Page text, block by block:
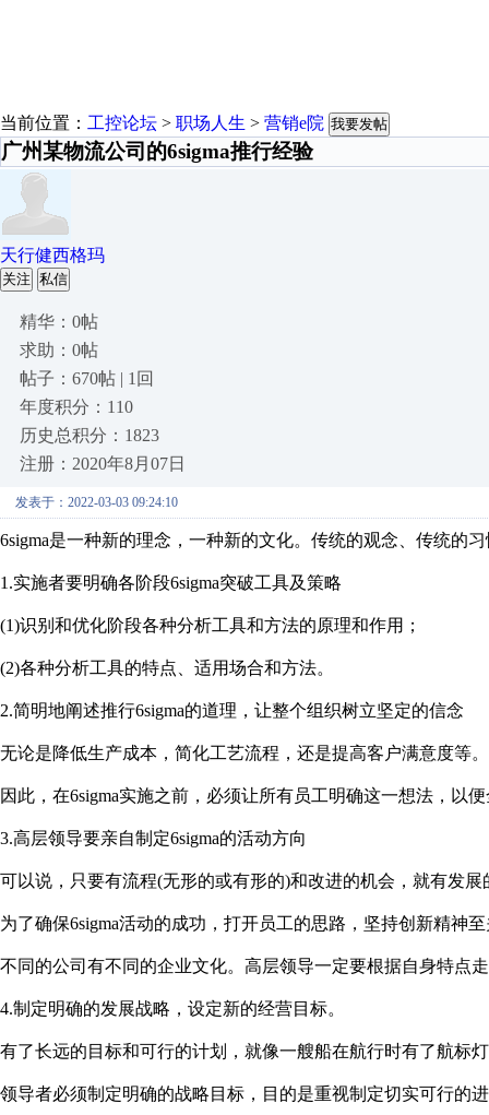
当前位置： 工控论坛 > 职场人生 > 营销e院 我要发帖
广州某物流公司的6sigma推行经验
天行健西格玛
关注 私信
精华：0帖
求助：0帖
帖子：670帖 | 1回
年度积分：110
历史总积分：1823
注册：2020年8月07日
发表于：2022-03-03 09:24:10
6sigma是一种新的理念，一种新的文化。传统的观念、传统的
1.实施者要明确各阶段6sigma突破工具及策略
(1)识别和优化阶段各种分析工具和方法的原理和作用；
(2)各种分析工具的特点、适用场合和方法。
2.简明地阐述推行6sigma的道理，让整个组织树立坚定的信念
无论是降低生产成本，简化工艺流程，还是提高客户满意度等
因此，在6sigma实施之前，必须让所有员工明确这一想法，以
3.高层领导要亲自制定6sigma的活动方向
可以说，只要有流程(无形的或有形的)和改进的机会，就有发
为了确保6sigma活动的成功，打开员工的思路，坚持创新精神
不同的公司有不同的企业文化。高层领导一定要根据自身特点
4.制定明确的发展战略，设定新的经营目标。
有了长远的目标和可行的计划，就像一艘船在航行时有了航标
领导者必须制定明确的战略目标，目的是重视制定切实可行的